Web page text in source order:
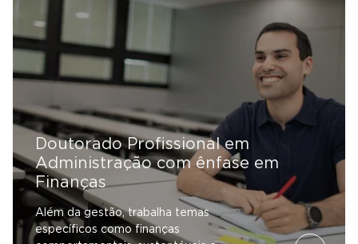
Doutorado Profissional em
Administração com ênfase em
Finanças
Além da gestão, trabalha temas
específicos como finanças